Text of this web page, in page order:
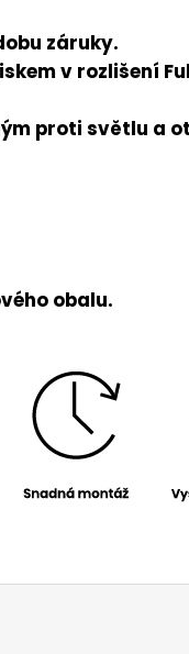
záruky.
v rozlišení
proti světlu a
obalu.